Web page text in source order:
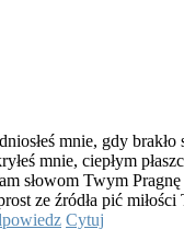
mnie, gdy brakło
mnie, ciepłym
słowom Twym
ze źródła pić
Cytuj